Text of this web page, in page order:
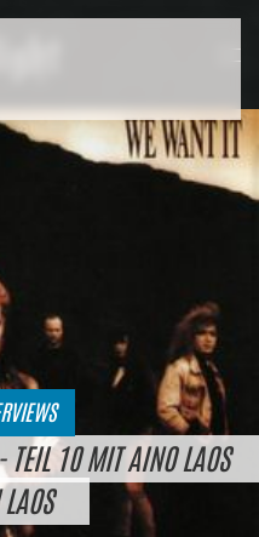
TEIL 10 MIT AINO LAOS